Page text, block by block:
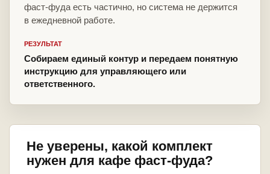
фаст-фуда есть частично, но система не держится
в ежедневной работе.
РЕЗУЛЬТАТ
Собираем единый контур и передаем понятную
инструкцию для управляющего или
ответственного.
Не уверены, какой комплект
нужен для кафе фаст-фуда?